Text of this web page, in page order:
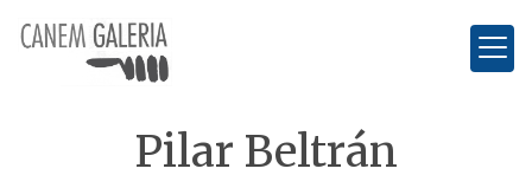
Pilar Beltrán